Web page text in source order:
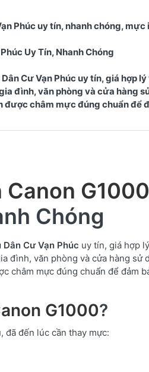
Phúc uy tín, nhanh chóng,
Uy Tín, Nhanh Chóng
Cư Vạn Phúc uy tín, giá hợp
đình, văn phòng và cửa hàng
được châm mực đúng chuẩn để
Chóng
Cư Vạn Phúc uy tín, giá hợp
đình, văn phòng và cửa hàng sử
châm mực đúng chuẩn để đảm
G1000?
đã đến lúc cần thay mực: